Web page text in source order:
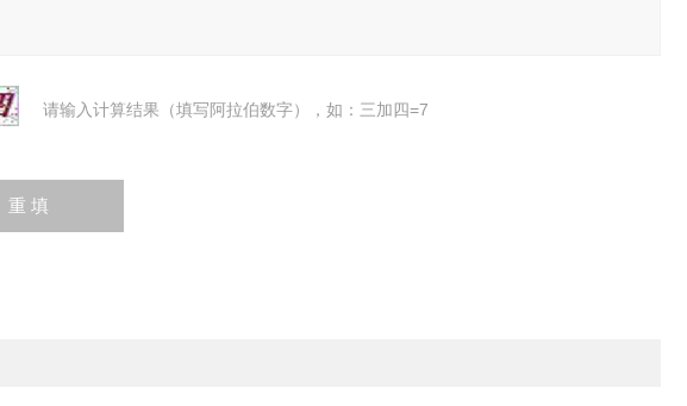
请输入计算结果（填写阿拉伯数字），如：三加四=7